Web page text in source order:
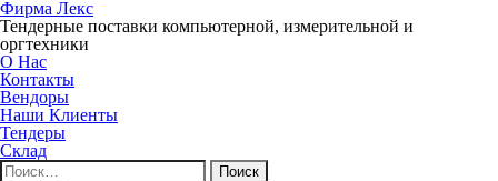
Фирма Лекс
Тендерные поставки компьютерной, измерительной и
оргтехники
О Нас
Контакты
Вендоры
Наши Клиенты
Тендеры
Склад
Найти: